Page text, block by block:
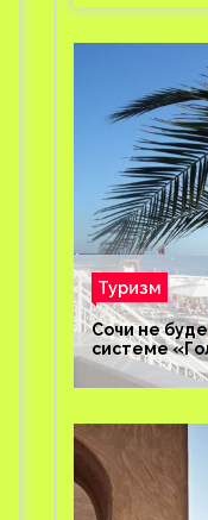
Туризм
Сочи не
системе